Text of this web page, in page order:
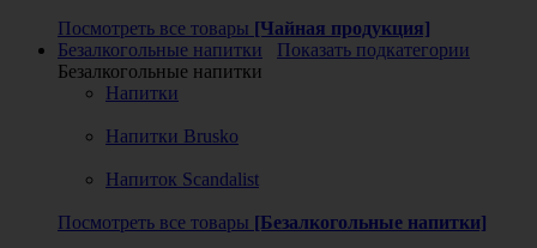
Посмотреть все товары [Чайная продукция]
Безалкогольные напитки
Показать подкатегории
Безалкогольные напитки
Напитки
Напитки Brusko
Напиток Scandalist
Посмотреть все товары [Безалкогольные напитки]